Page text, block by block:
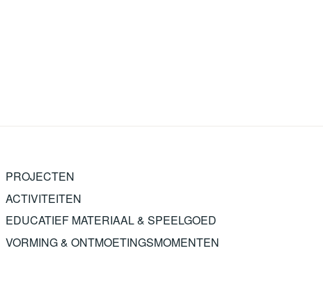
PROJECTEN
ACTIVITEITEN
EDUCATIEF MATERIAAL & SPEELGOED
VORMING & ONTMOETINGSMOMENTEN